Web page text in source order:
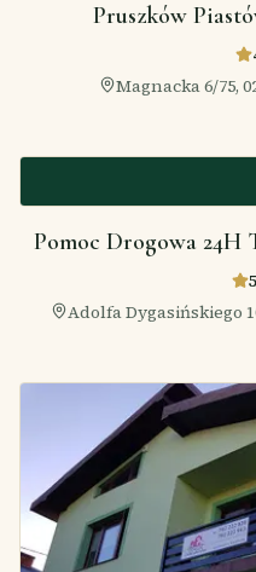
Pruszków
Magnacka 6/75,
Pomoc Drogowa 24H
Adolfa Dygasińskiego